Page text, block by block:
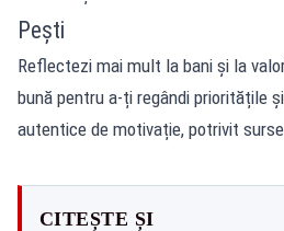
Pești
Reflectezi mai mult la bani și la
bună pentru a-ți regândi prioritățile
autentice de motivație, potrivit
CITEȘTE ȘI